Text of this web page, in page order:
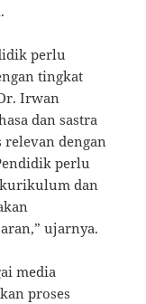
perlu
tingkat
Irwan
dan sastra
dengan
perlu
dan
ujarnya.
media
proses